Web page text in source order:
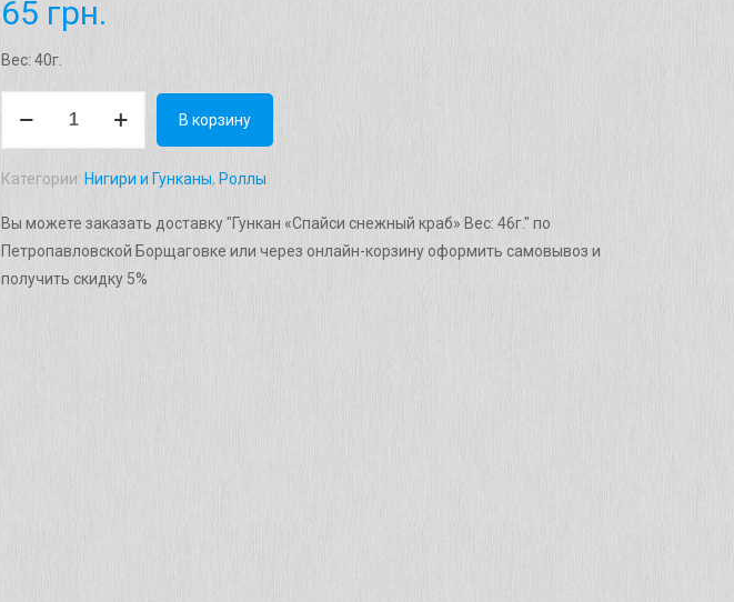
65 грн.
Вес: 40г.
"Cпайси
снежный
краб"
В корзину
Категории: Нигири и Гунканы, Роллы
Вы можете заказать доставку "Гункан «Cпайси снежный краб» Вес: 46г." по
Петропавловской Борщаговке или через онлайн-корзину оформить самовывоз и
получить скидку 5%